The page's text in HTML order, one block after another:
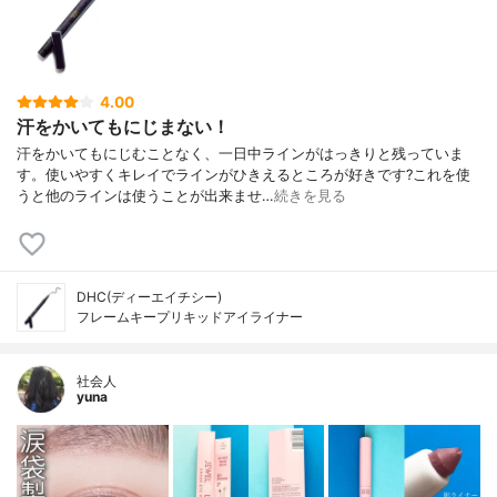
4.00
汗をかいてもにじまない！
汗をかいてもにじむことなく、一日中ラインがはっきりと残っていま
す。使いやすくキレイでラインがひきえるところが好きです?これを使
うと他のラインは使うことが出来ませ…続きを見る
DHC(ディーエイチシー)
フレームキープリキッドアイライナー
社会人
yuna